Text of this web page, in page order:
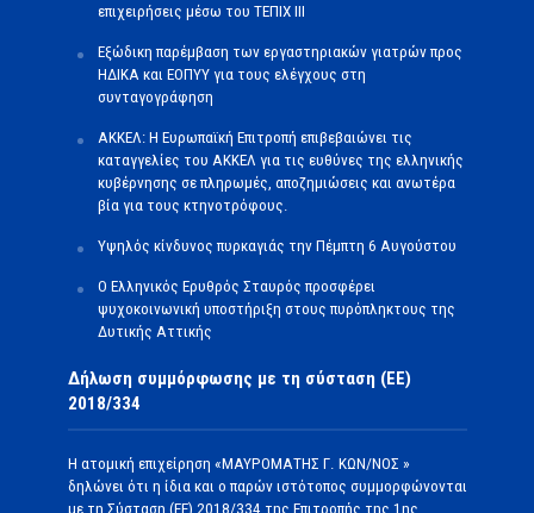
επιχειρήσεις μέσω του ΤΕΠΙΧ ΙΙΙ
Εξώδικη παρέμβαση των εργαστηριακών γιατρών προς
ΗΔΙΚΑ και ΕΟΠΥΥ για τους ελέγχους στη
συνταγογράφηση
ΑΚΚΕΛ: Η Ευρωπαϊκή Επιτροπή επιβεβαιώνει τις
καταγγελίες του ΑΚΚΕΛ για τις ευθύνες της ελληνικής
κυβέρνησης σε πληρωμές, αποζημιώσεις και ανωτέρα
βία για τους κτηνοτρόφους.
Υψηλός κίνδυνος πυρκαγιάς την Πέμπτη 6 Αυγούστου
Ο Ελληνικός Ερυθρός Σταυρός προσφέρει
ψυχοκοινωνική υποστήριξη στους πυρόπληκτους της
Δυτικής Αττικής
Δήλωση συμμόρφωσης με τη σύσταση (ΕΕ)
2018/334
Η ατομική επιχείρηση «ΜΑΥΡΟΜΑΤΗΣ Γ. ΚΩΝ/ΝΟΣ »
δηλώνει ότι η ίδια και ο παρών ιστότοπος συμμορφώνονται
με τη Σύσταση (ΕΕ) 2018/334 της Επιτροπής της 1ης